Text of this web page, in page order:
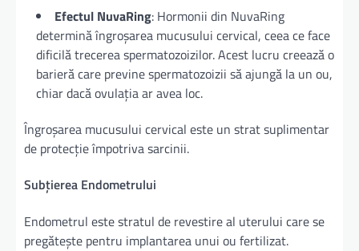
Efectul NuvaRing: Hormonii din NuvaRing
determină îngroșarea mucusului cervical, ceea ce face
dificilă trecerea spermatozoizilor. Acest lucru creează o
barieră care previne spermatozoizii să ajungă la un ou,
chiar dacă ovulația ar avea loc.
Îngroșarea mucusului cervical este un strat suplimentar
de protecție împotriva sarcinii.
Subțierea Endometrului
Endometrul este stratul de revestire al uterului care se
pregătește pentru implantarea unui ou fertilizat.